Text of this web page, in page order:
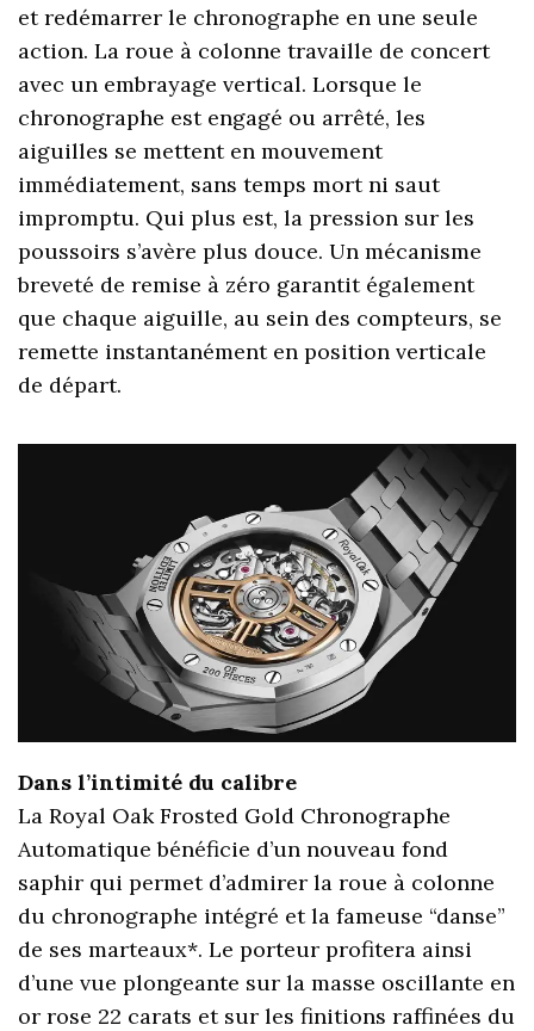
et redémarrer le chronographe en une seule
action. La roue à colonne travaille de concert
avec un embrayage vertical. Lorsque le
chronographe est engagé ou arrêté, les
aiguilles se mettent en mouvement
immédiatement, sans temps mort ni saut
impromptu. Qui plus est, la pression sur les
poussoirs s’avère plus douce. Un mécanisme
breveté de remise à zéro garantit également
que chaque aiguille, au sein des compteurs, se
remette instantanément en position verticale
de départ.
Dans l’intimité du calibre
La Royal Oak Frosted Gold Chronographe
Automatique bénéficie d’un nouveau fond
saphir qui permet d’admirer la roue à colonne
du chronographe intégré et la fameuse “danse”
de ses marteaux*. Le porteur profitera ainsi
d’une vue plongeante sur la masse oscillante en
or rose 22 carats et sur les finitions raffinées du